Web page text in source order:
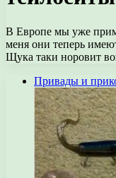
В Европе мы уже
меня они теперь
Щука таки норовит
Привады и